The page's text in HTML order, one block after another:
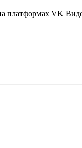
платформах VK